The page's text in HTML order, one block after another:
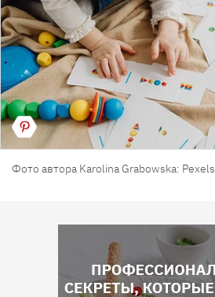
Фото автора Karolina Grabowska: Pexels